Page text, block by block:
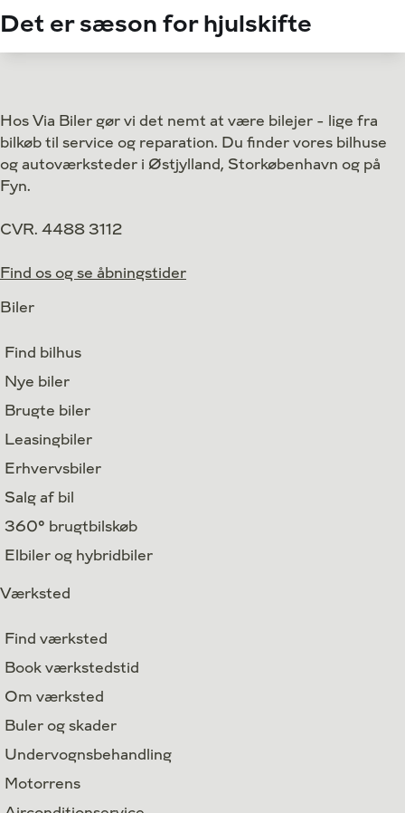
Det er sæson for hjulskifte
Hos Via Biler gør vi det nemt at være bilejer - lige fra
bilkøb til service og reparation. Du finder vores bilhuse
og autoværksteder i Østjylland, Storkøbenhavn og på
Fyn.
CVR. 4488 3112
Find os og se åbningstider
Biler
Find bilhus
Nye biler
Brugte biler
Leasingbiler
Erhvervsbiler
Salg af bil
360° brugtbilskøb
Elbiler og hybridbiler
Værksted
Find værksted
Book værkstedstid
Om værksted
Buler og skader
Undervognsbehandling
Motorrens